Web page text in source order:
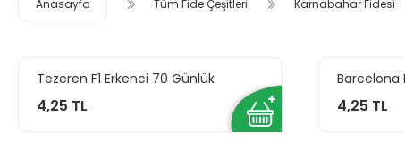
Anasayfa Tüm Fide Çeşitleri Karnabahar Fidesi
Tezeren F1 Erkenci 70 Günlük
Karnabahar Fidesi
4,25 TL
Barcelona
Fidesi
4,25 TL